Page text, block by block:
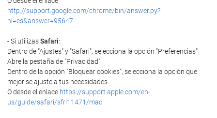
http://support.google.com/chrome/bin/answer.py?
hl=es&answer=95647
- Si utilizasSafari:
Dentro de "Ajustes" y "Safari", selecciona la opción "Preferencias"
Abre la pestaña de "Privacidad"
Dentro de la opción "Bloquear cookies", selecciona la opción que
mejor se ajuste a tus necesidades.
O desde el enlace https://support.apple.com/en-
us/guide/safari/sfri11471/mac